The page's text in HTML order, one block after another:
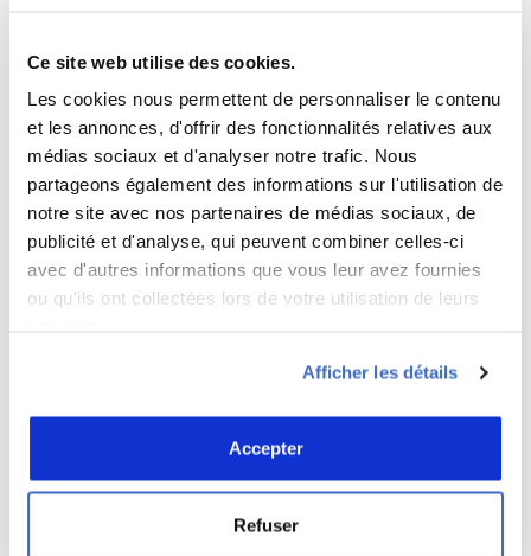
Ce site web utilise des cookies.
Les cookies nous permettent de personnaliser le contenu
et les annonces, d'offrir des fonctionnalités relatives aux
médias sociaux et d'analyser notre trafic. Nous
partageons également des informations sur l'utilisation de
notre site avec nos partenaires de médias sociaux, de
publicité et d'analyse, qui peuvent combiner celles-ci
avec d'autres informations que vous leur avez fournies
ou qu'ils ont collectées lors de votre utilisation de leurs
Afficher les détails
Accepter
Refuser
Nom*
Site web